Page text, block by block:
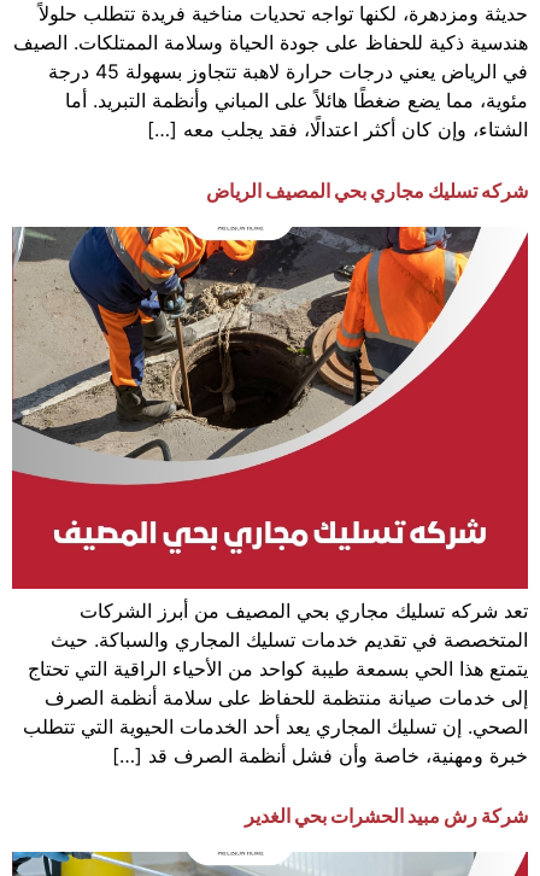
حديثة ومزدهرة، لكنها تواجه تحديات مناخية فريدة تتطلب حلولاً
هندسية ذكية للحفاظ على جودة الحياة وسلامة الممتلكات. الصيف
في الرياض يعني درجات حرارة لاهبة تتجاوز بسهولة 45 درجة
مئوية، مما يضع ضغطًا هائلاً على المباني وأنظمة التبريد. أما
الشتاء، وإن كان أكثر اعتدالًا، فقد يجلب معه […]
شركه تسليك مجاري بحي المصيف الرياض
تعد شركه تسليك مجاري بحي المصيف من أبرز الشركات
المتخصصة في تقديم خدمات تسليك المجاري والسباكة. حيث
يتمتع هذا الحي بسمعة طيبة كواحد من الأحياء الراقية التي تحتاج
إلى خدمات صيانة منتظمة للحفاظ على سلامة أنظمة الصرف
الصحي. إن تسليك المجاري يعد أحد الخدمات الحيوية التي تتطلب
خبرة ومهنية، خاصة وأن فشل أنظمة الصرف قد […]
شركة رش مبيد الحشرات بحي الغدير